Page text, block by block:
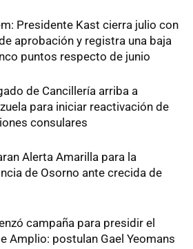
Presidente Kast cierra julio con
aprobación y registra una baja
puntos respecto de junio
de Cancillería arriba a
para iniciar reactivación de
consulares
Alerta Amarilla para la
de Osorno ante crecida de
campaña para presidir el
Amplio: postulan Gael Yeomans